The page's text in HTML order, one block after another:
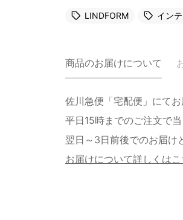
LINDFORM イン
商品のお届けについて
佐川急便「宅配便」にてお
平日15時までのご注文で
翌日～3日前後でのお届け
お届けについて詳しくはこ